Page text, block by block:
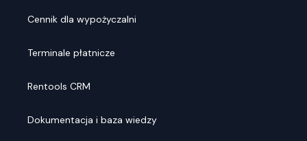
Cennik dla wypożyczalni
Terminale płatnicze
Rentools CRM
Dokumentacja i baza wiedzy